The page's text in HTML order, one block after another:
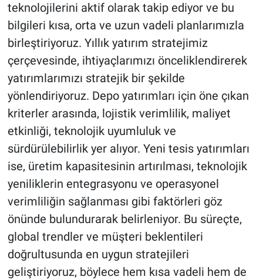
teknolojilerini aktif olarak takip ediyor ve bu
bilgileri kısa, orta ve uzun vadeli planlarımızla
birleştiriyoruz. Yıllık yatırım stratejimiz
çerçevesinde, ihtiyaçlarımızı önceliklendirerek
yatırımlarımızı stratejik bir şekilde
yönlendiriyoruz. Depo yatırımları için öne çıkan
kriterler arasında, lojistik verimlilik, maliyet
etkinliği, teknolojik uyumluluk ve
sürdürülebilirlik yer alıyor. Yeni tesis yatırımları
ise, üretim kapasitesinin artırılması, teknolojik
yeniliklerin entegrasyonu ve operasyonel
verimliliğin sağlanması gibi faktörleri göz
önünde bulundurarak belirleniyor. Bu süreçte,
global trendler ve müşteri beklentileri
doğrultusunda en uygun stratejileri
geliştiriyoruz, böylece hem kısa vadeli hem de